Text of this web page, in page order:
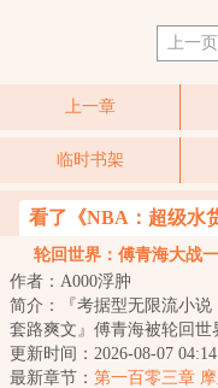
上一页
上一章
临时书架
看了《NBA：超级水
轮回世界：傅青海大战
作者：A000浮肿
简介：『考据型无限流小说
套路爽文』傅青海被轮回世
入了，当他目睹了异形大战
徒、绝地武士大...
更新时间：2026-08-07
最新章节： 第一百零三章